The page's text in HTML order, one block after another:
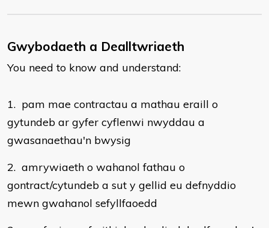
Gwybodaeth a Dealltwriaeth
You need to know and understand:
1. pam mae contractau a mathau eraill o
gytundeb ar gyfer cyflenwi nwyddau a
gwasanaethau'n bwysig
2. amrywiaeth o wahanol fathau o
gontract/cytundeb a sut y gellid eu defnyddio
mewn gwahanol sefyllfaoedd